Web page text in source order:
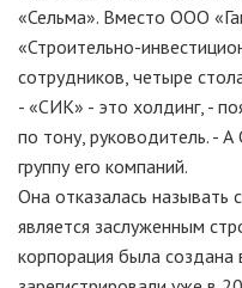
«Сельма». Вместо ООО
«Строительно-
сотрудников, четыре
- «СИК» - это холдинг, -
по тону, руководитель. -
группу его компаний.
Она отказалась называть
является заслуженным
корпорация была